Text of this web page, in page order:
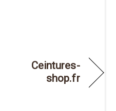
Ceintures-
shop.fr